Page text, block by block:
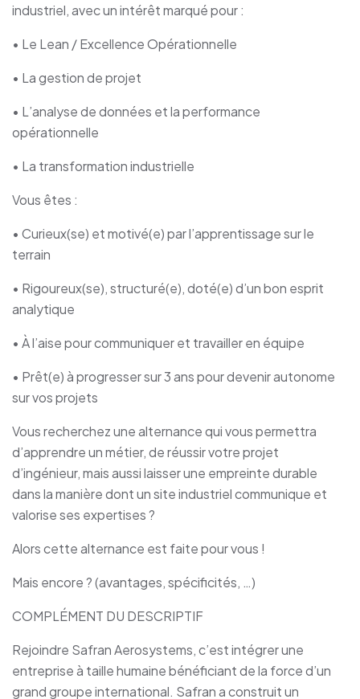
industriel, avec un intérêt marqué pour :
• Le Lean / Excellence Opérationnelle
• La gestion de projet
• L’analyse de données et la performance
opérationnelle
• La transformation industrielle
Vous êtes :
• Curieux(se) et motivé(e) par l’apprentissage sur le
terrain
• Rigoureux(se), structuré(e), doté(e) d’un bon esprit
analytique
• À l’aise pour communiquer et travailler en équipe
• Prêt(e) à progresser sur 3 ans pour devenir autonome
sur vos projets
Vous recherchez une alternance qui vous permettra
d’apprendre un métier, de réussir votre projet
d’ingénieur, mais aussi laisser une empreinte durable
dans la manière dont un site industriel communique et
valorise ses expertises ?
Alors cette alternance est faite pour vous !
Mais encore ? (avantages, spécificités, …)
COMPLÉMENT DU DESCRIPTIF
Rejoindre Safran Aerosystems, c’est intégrer une
entreprise à taille humaine bénéficiant de la force d’un
grand groupe international. Safran a construit un